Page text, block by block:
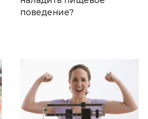
поведение?